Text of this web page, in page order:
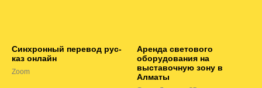
Синхронный перевод рус-
каз онлайн
Zoom
Аренда светового
оборудования на
выставочную зону в
Алматы